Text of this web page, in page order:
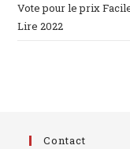
Vote pour le prix
Lire 2022
Contact